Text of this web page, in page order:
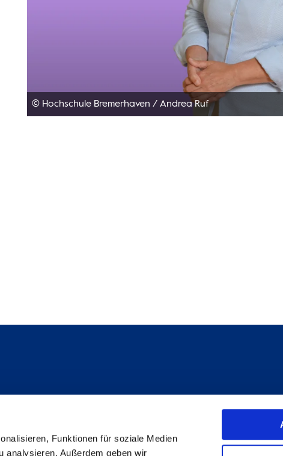
Funktionen für soziale Medien
analysieren. Außerdem geben wir
© Hochschule Bremerhaven /Andrea Ruf
Instagram